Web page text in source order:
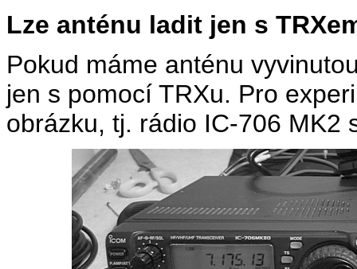
Lze anténu ladit jen s
Pokud máme anténu
jen s pomocí TRXu. Pro
obrázku, tj. rádio IC-706 MK2